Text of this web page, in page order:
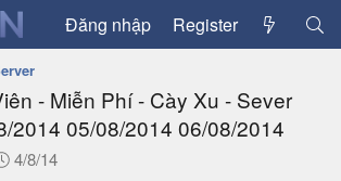
Đăng nhập Register
- Miễn Phí - Cày Xu - Sever
2014 05/08/2014 06/08/2014
N
4/8/14